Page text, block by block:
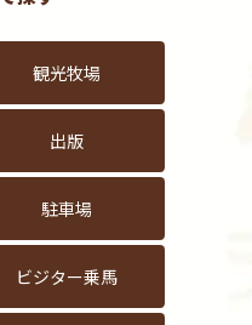
観光牧場
出版
駐車場
ビジター乗馬